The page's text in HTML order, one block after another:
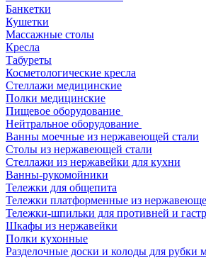
Банкетки
Кушетки
Массажные столы
Кресла
Табуреты
Косметологические кресла
Стеллажи медицинские
Полки медицинские
Пищевое оборудование
Нейтральное оборудование
Ванны моечные из нержавеющей стали
Столы из нержавеющей стали
Стеллажи из нержавейки для кухни
Ванны-рукомойники
Тележки для общепита
Тележки платформенные из
Тележки-шпильки для противней и
Шкафы из нержавейки
Полки кухонные
Разделочные доски и колоды для рубки